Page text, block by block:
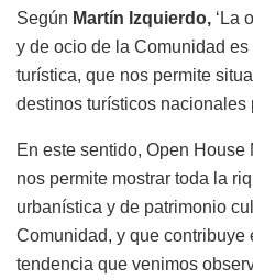
Según Martín Izquierdo, ‘La
y de ocio de la Comunidad
turística, que nos permite
destinos turísticos nacionales
En este sentido, Open
nos permite mostrar toda la
urbanística y de patrimonio
Comunidad, y que contribuye
tendencia que venimos